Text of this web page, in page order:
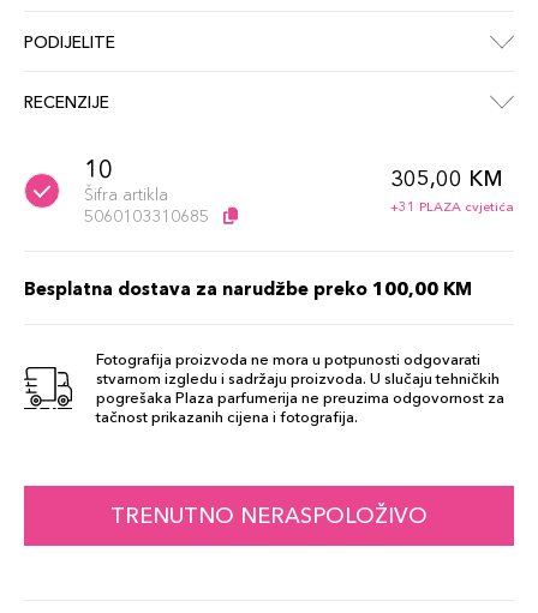
PODIJELITE
RECENZIJE
10
Šifra artikla
5060103310685
305,00 KM
+31 PLAZA cvjetića
Besplatna dostava za narudžbe preko 100,00 KM
Fotografija proizvoda ne mora u potpunosti odgovarati
stvarnom izgledu i sadržaju proizvoda. U slučaju tehničkih
pogrešaka Plaza parfumerija ne preuzima odgovornost za
tačnost prikazanih cijena i fotografija.
TRENUTNO NERASPOLOŽIVO